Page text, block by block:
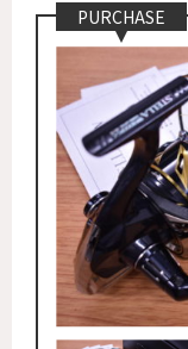
PURCHASE